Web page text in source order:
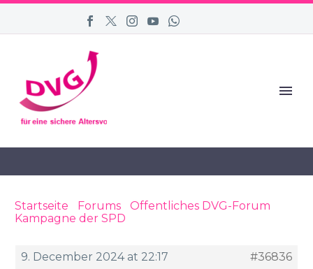
Startseite Forums Öffentliches DVG-Forum
Kampagne der SPD
9. December 2024 at 22:17
#36836